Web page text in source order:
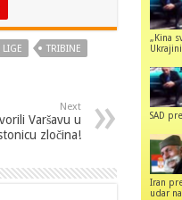
TRIBINE
Next
Varšavu u
zločina!
„Kina
SAD
Iran
udar